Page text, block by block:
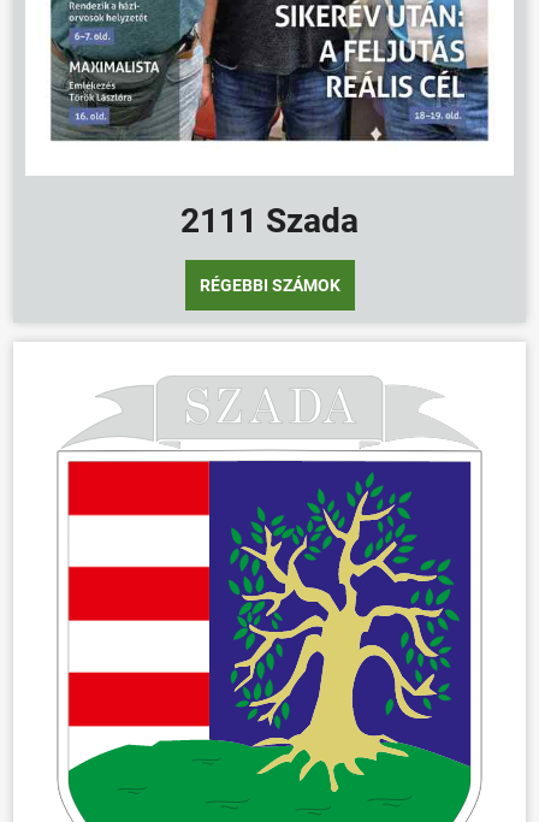
ÖNKORMÁNYZAT
ÜGYINTÉZÉS
KÖZÖSSÉG
HÍREK
VÁLASZTÁSOK
2111 Szada
RÉGEBBI SZÁMOK